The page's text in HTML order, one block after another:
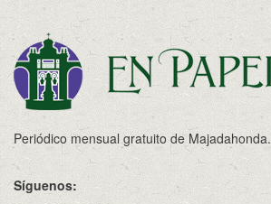
Periódico mensual gratuito de Majadahonda.
Síguenos: